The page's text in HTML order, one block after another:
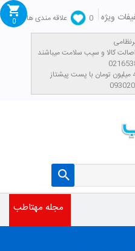
ویژه 0
علاقه مندی ها
0
مجله مهتاطب